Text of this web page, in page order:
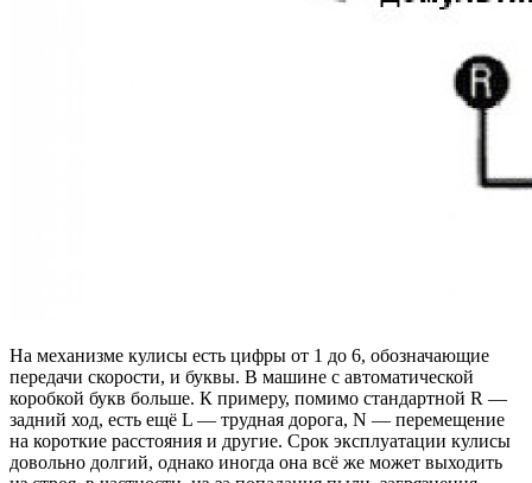
На механизме кулисы есть цифры от 1 до 6, обозначающие
передачи скорости, и буквы. В машине с автоматической
коробкой букв больше. К примеру, помимо стандартной R —
задний ход, есть ещё L — трудная дорога, N — перемещение
на короткие расстояния и другие. Срок эксплуатации кулисы
довольно долгий, однако иногда она всё же может выходить